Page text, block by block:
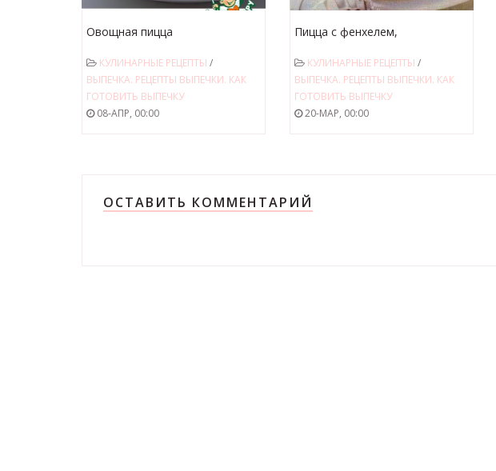
Овощная пицца
КУЛИНАРНЫЕ РЕЦЕПТЫ /
ВЫПЕЧКА. РЕЦЕПТЫ ВЫПЕЧКИ. КАК
ГОТОВИТЬ ВЫПЕЧКУ
08-АПР, 00:00
Пицца с фенхелем,
тимьяном
КУЛИНАРНЫЕ РЕЦЕПТЫ /
ВЫПЕЧКА. РЕЦЕПТЫ ВЫПЕЧКИ. КАК
ГОТОВИТЬ ВЫПЕЧКУ
20-МАР, 00:00
ОСТАВИТЬ КОММЕНТАРИЙ